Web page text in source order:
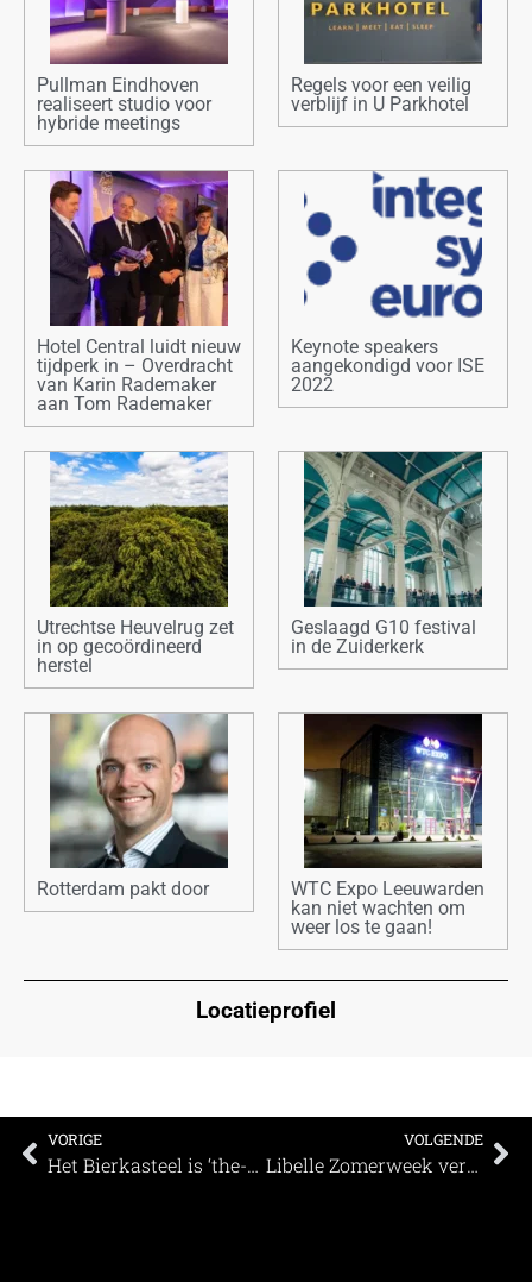
Pullman Eindhoven
realiseert studio voor
hybride meetings
Regels voor een veilig
verblijf in U Parkhotel
Hotel Central luidt nieuw
tijdperk in – Overdracht
van Karin Rademaker
aan Tom Rademaker
Keynote speakers
aangekondigd voor ISE
2022
Utrechtse Heuvelrug zet
in op gecoördineerd
herstel
Geslaagd G10 festival
in de Zuiderkerk
Rotterdam pakt door
WTC Expo Leeuwarden
kan niet wachten om
weer los te gaan!
Locatieprofiel
VORIGE
Het Bierkasteel is ‘the-place-to-be’
VOLGENDE
Libelle Zomerweek verhuist dit jaar naar Expo Haarlemmermeer